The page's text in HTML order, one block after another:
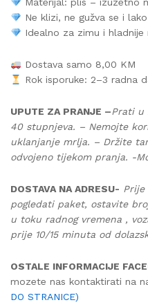
Materijal: plis – izuzetno
Ne klizi, ne gužva se i
Idealno za zimu i hladnije
Dostava samo 8,00 KM
Rok isporuke: 2–3 radna
UPUTE ZA PRANJE –Prati u
40 stupnjeva. – Nemojte
uklanjanje mrlja. – Držite
odvojeno tijekom pranja. -
DOSTAVA NA ADRESU-
pogledati paket, ostavite
u toku radnog vremena ,
prije 10/15 minuta od
OSTALE INFORMACIJE
mozete nas kontaktirati na
DO STRANICE)